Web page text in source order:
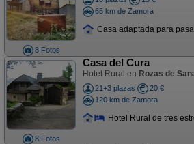
8 Fotos
65 km de Zamora
Casa adaptada para
8 Fotos
Casa del Cura
Hotel Rural en Rozas de
21+3 plazas
20 €
120 km de Zamora
Hotel Rural de tres